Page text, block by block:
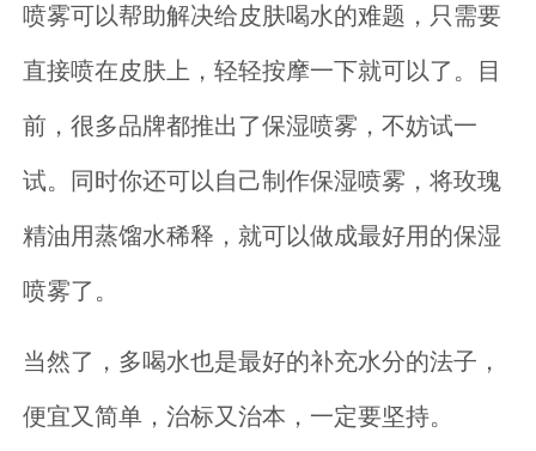
喷雾可以帮助解决给皮肤喝水的难题，只需要
直接喷在皮肤上，轻轻按摩一下就可以了。目
前，很多品牌都推出了保湿喷雾，不妨试一
试。同时你还可以自己制作保湿喷雾，将玫瑰
精油用蒸馏水稀释，就可以做成最好用的保湿
喷雾了。
当然了，多喝水也是最好的补充水分的法子，
便宜又简单，治标又治本，一定要坚持。